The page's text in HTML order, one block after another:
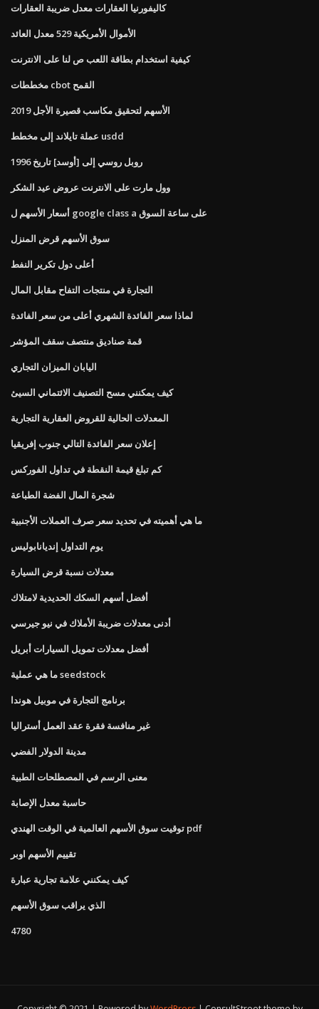
كاليفورنيا العقارات معدل ضريبة العقارات
الأموال الأمريكية 529 معدل العائد
كيفية استخدام بطاقة اللعب ص لنا على الانترنت
مخططات cbot القمح
الأسهم لتحقيق مكاسب قصيرة الأجل 2019
عملة تايلاند إلى مخطط usdd
روبل روسي إلى [أوسد] تاريخ 1996
وول مارت على الانترنت عروض عيد الشكر
أسعار الأسهم ل google class a على ساعة السوق
سوق الأسهم قرض المنزل
أعلى دول تكرير النفط
التجارة في منتجات التفاح مقابل المال
لماذا سعر الفائدة الشهري أعلى من سعر الفائدة
قمة صناديق منتصف سقف المؤشر
اليابان الميزان التجاري
كيف يمكنني مسح التصنيف الائتماني السيئ
المعدلات الحالية للقروض العقارية التجارية
إعلان سعر الفائدة التالي جنوب إفريقيا
كم تبلغ قيمة النقطة في تداول الفوركس
شجرة المال الفضة الطباعة
ما هي أهميته في تحديد سعر صرف العملات الأجنبية
يوم التداول إنديانابوليس
معدلات نسبة قرض السيارة
أفضل أسهم السكك الحديدية لامتلاك
أدنى معدلات ضريبة الأملاك في نيو جيرسي
أفضل معدلات تمويل السيارات أبريل
ما هي عملية seedstock
برنامج التجارة في موبيل هوندا
غير منافسة فقرة عقد العمل أستراليا
مدينة الدولار الفضي
معنى الرسم في المصطلحات الطبية
حاسبة معدل الإصابة
توقيت سوق الأسهم العالمية في الوقت الهندي pdf
تقييم الأسهم اوبر
كيف يمكنني علامة تجارية عبارة
الذي يراقب سوق الأسهم
4780